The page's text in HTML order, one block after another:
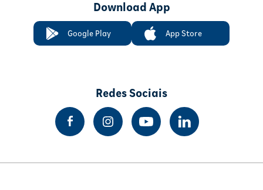
Download App
Google Play App Store
Redes Sociais